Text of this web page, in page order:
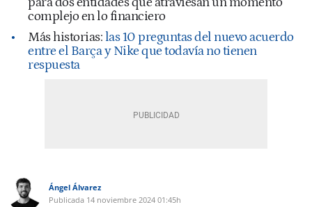
complejo en lo financiero
Más historias: las 10 preguntas del nuevo acuerdo
entre el Barça y Nike que todavía no tienen
respuesta
Ángel Álvarez
Publicada 14 noviembre 2024 01:45h